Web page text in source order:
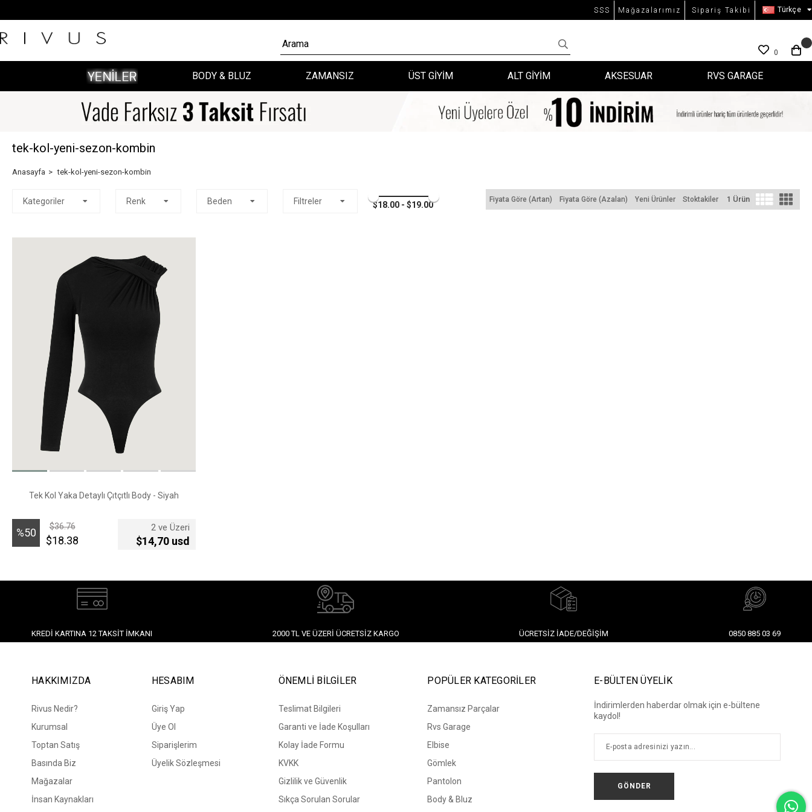
SSS Mağazalarımız Sipariş Takibi Türkçe
0
BODY & BLUZ ZAMANSIZ ÜST GİYİM ALT GİYİM AKSESUAR RVS GARAGE
tek-kol-yeni-sezon-kombin
Anasayfa tek-kol-yeni-sezon-kombin
Kategoriler Renk Beden Filtreler $18.00 - $19.00
Fiyata Göre (Artan) Fiyata Göre (Azalan) Yeni Ürünler Stoktakiler 1 Ürün
Tek Kol Yaka Detaylı Çıtçıtlı Body - Siyah
%50
$18.38
$36.76 2 ve Üzeri
$14,70 usd
KREDI KARTINA 12 TAKSIT İMKANI 2000 TL VE ÜZERI ÜCRETSIZ KARGO ÜCRETSIZ İADE/DEĞIŞIM 0850 885 03 69
HAKKIMIZDA
Rivus Nedir?
Kurumsal
Toptan Satış
Basında Biz
Mağazalar
İnsan Kaynakları
HESABIM
Giriş Yap
Üye Ol
Siparişlerim
Üyelik Sözleşmesi
ÖNEMLİ BİLGİLER
Teslimat Bilgileri
Garanti ve İade Koşulları
Kolay İade Formu
KVKK
Gizlilik ve Güvenlik
Sıkça Sorulan Sorular
POPÜLER KATEGORİLER
Zamansız Parçalar
Rvs Garage
Elbise
Gömlek
Pantolon
Body & Bluz
E-BÜLTEN ÜYELİK
İndirimlerden haberdar olmak için e-bültene
kaydol!
GÖNDER